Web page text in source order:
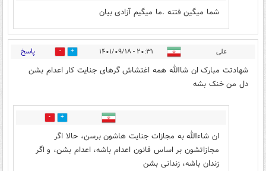
شما میگین فتنه .ما میگیم آزادی بیان
علی ۲۰:۳۱ - ۱۴۰۱/۰۹/۱۸ 45 پاسخ
شهادتت مبارک ان شاالله همه اغتشاش گرهای جنایت کار اعدام بشن
دل من خنک بشه
20
ان شاءالله به مجازات جنایت هاشون برسن، حالا اگر
مجازاتشون بر اساس قانون اعدام باشه، اعدام بشن، و اگر
زندان باشه، زندانی بشن